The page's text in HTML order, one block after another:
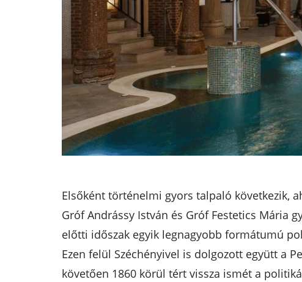
Elsőként történelmi gyors talpaló következik,
Gróf Andrássy István és Gróf Festetics Mária
előtti időszak egyik legnagyobb formátumú
Ezen felül Széchényivel is dolgozott együtt a
követően 1860 körül tért vissza ismét a